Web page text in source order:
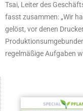
Tsai, Leiter des
fasst zusammen: „Wir
gelöst, vor denen
regelmäßige Aufgaben